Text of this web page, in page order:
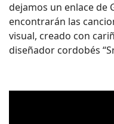
dejamos un enlace de
encontrarán las
visual, creado con
diseñador cordobés